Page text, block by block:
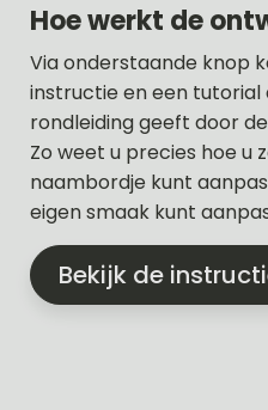
Hoe werkt de
Via onderstaande knop
instructie en een tutorial
rondleiding geeft door
Zo weet u precies hoe u
naambordje kunt
eigen smaak kunt
Bekijk de